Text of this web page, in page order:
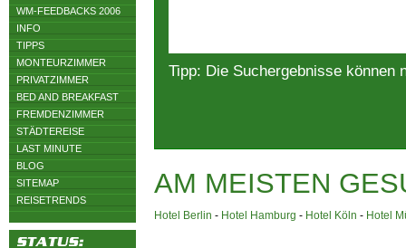
WM-FEEDBACKS 2006
INFO
TIPPS
MONTEURZIMMER
PRIVATZIMMER
BED AND BREAKFAST
FREMDENZIMMER
STÄDTEREISE
LAST MINUTE
BLOG
SITEMAP
REISETRENDS
Tipp: Die Suchergebnisse können
AM MEISTEN
Hotel Berlin - Hotel Hamburg - Hotel Köln - Hotel